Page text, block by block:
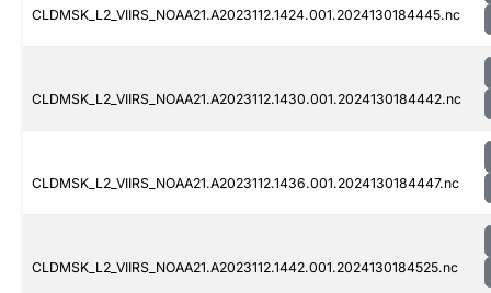
CLDMSK_L2_VIIRS_NOAA21.A2023112.1424.001.2024130184445.nc
CLDMSK_L2_VIIRS_NOAA21.A2023112.1430.001.2024130184442.nc
CLDMSK_L2_VIIRS_NOAA21.A2023112.1436.001.2024130184447.nc
CLDMSK_L2_VIIRS_NOAA21.A2023112.1442.001.2024130184525.nc